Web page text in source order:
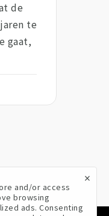
de
te
gaat,
×
and/or access
browsing
ads. Consenting